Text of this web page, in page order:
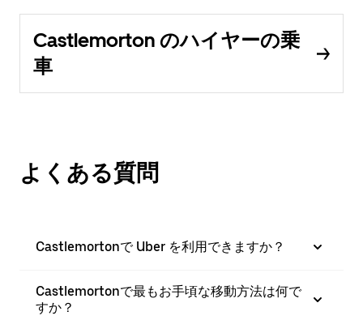
Castlemorton のハイヤーの乗
車
よくある質問
Castlemortonで Uber を利用できますか？
Castlemortonで最もお手頃な移動方法は何で
すか？